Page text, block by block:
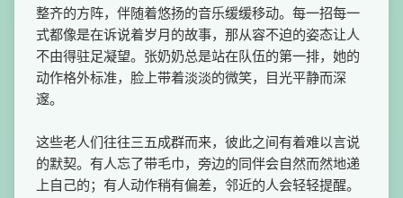
整齐的方阵，伴随着悠扬的音乐缓缓移动。每一招每一
式都像是在诉说着岁月的故事，那从容不迫的姿态让人
不由得驻足凝望。张奶奶总是站在队伍的第一排，她的
动作格外标准，脸上带着淡淡的微笑，目光平静而深
邃。
这些老人们往往三五成群而来，彼此之间有着难以言说
的默契。有人忘了带毛巾，旁边的同伴会自然而然地递
上自己的；有人动作稍有偏差，邻近的人会轻轻提醒。